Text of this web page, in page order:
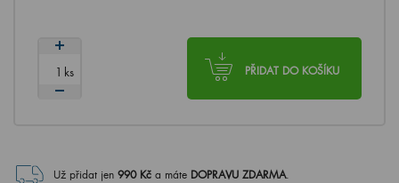
PŘIDAT DO KOŠÍKU
ks
Už přidat jen 990Kč a máte DOPRAVU ZDARMA.